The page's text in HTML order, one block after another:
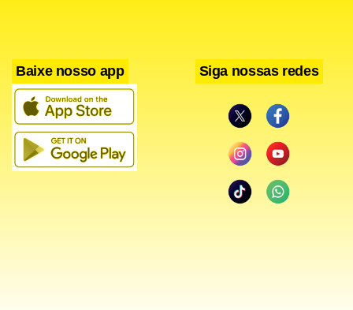
Baixe nosso app Siga nossas redes